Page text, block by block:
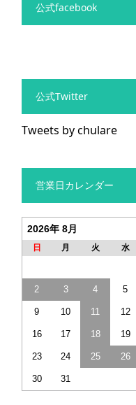
公式facebook
公式Twitter
Tweets by chulare
営業日カレンダー
2026年 8月
日 月 火 水
2 3 4 5
9 10 11 12
16 17 18 19
23 24 25 26
30 31